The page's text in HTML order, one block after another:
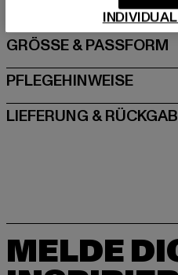
GRÖSSE & PASSFORM
PFLEGEHINWEISE
LIEFERUNG &
MELDE